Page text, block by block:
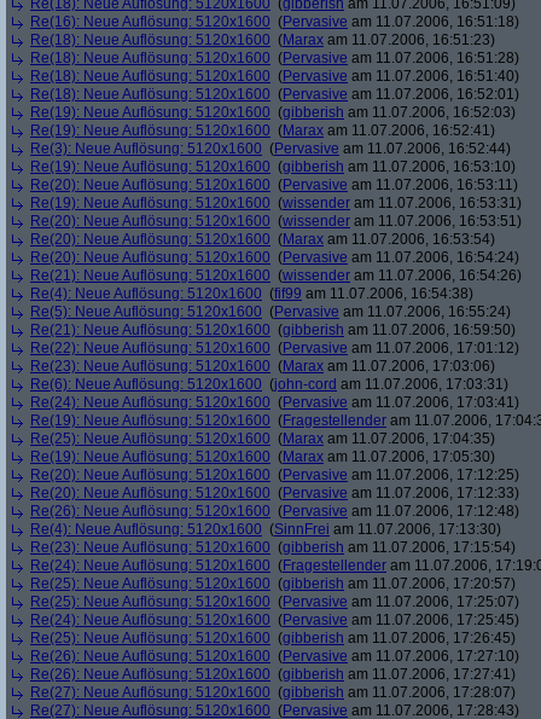
Re(18): Neue Auflösung: 5120x1600 (gibberish am 11.07.2006, 16:51:09)
Re(16): Neue Auflösung: 5120x1600 (Pervasive am 11.07.2006, 16:51:18)
Re(18): Neue Auflösung: 5120x1600 (Marax am 11.07.2006, 16:51:23)
Re(18): Neue Auflösung: 5120x1600 (Pervasive am 11.07.2006, 16:51:28)
Re(18): Neue Auflösung: 5120x1600 (Pervasive am 11.07.2006, 16:51:40)
Re(18): Neue Auflösung: 5120x1600 (Pervasive am 11.07.2006, 16:52:01)
Re(19): Neue Auflösung: 5120x1600 (gibberish am 11.07.2006, 16:52:03)
Re(19): Neue Auflösung: 5120x1600 (Marax am 11.07.2006, 16:52:41)
Re(3): Neue Auflösung: 5120x1600 (Pervasive am 11.07.2006, 16:52:44)
Re(19): Neue Auflösung: 5120x1600 (gibberish am 11.07.2006, 16:53:10)
Re(20): Neue Auflösung: 5120x1600 (Pervasive am 11.07.2006, 16:53:11)
Re(19): Neue Auflösung: 5120x1600 (wissender am 11.07.2006, 16:53:31)
Re(20): Neue Auflösung: 5120x1600 (wissender am 11.07.2006, 16:53:51)
Re(20): Neue Auflösung: 5120x1600 (Marax am 11.07.2006, 16:53:54)
Re(20): Neue Auflösung: 5120x1600 (Pervasive am 11.07.2006, 16:54:24)
Re(21): Neue Auflösung: 5120x1600 (wissender am 11.07.2006, 16:54:26)
Re(4): Neue Auflösung: 5120x1600 (fif99 am 11.07.2006, 16:54:38)
Re(5): Neue Auflösung: 5120x1600 (Pervasive am 11.07.2006, 16:55:24)
Re(21): Neue Auflösung: 5120x1600 (gibberish am 11.07.2006, 16:59:50)
Re(22): Neue Auflösung: 5120x1600 (Pervasive am 11.07.2006, 17:01:12)
Re(23): Neue Auflösung: 5120x1600 (Marax am 11.07.2006, 17:03:06)
Re(6): Neue Auflösung: 5120x1600 (john-cord am 11.07.2006, 17:03:31)
Re(24): Neue Auflösung: 5120x1600 (Pervasive am 11.07.2006, 17:03:41)
Re(19): Neue Auflösung: 5120x1600 (Fragestellender am 11.07.2006,
Re(25): Neue Auflösung: 5120x1600 (Marax am 11.07.2006, 17:04:35)
Re(19): Neue Auflösung: 5120x1600 (Marax am 11.07.2006, 17:05:30)
Re(20): Neue Auflösung: 5120x1600 (Pervasive am 11.07.2006, 17:12:25)
Re(20): Neue Auflösung: 5120x1600 (Pervasive am 11.07.2006, 17:12:33)
Re(26): Neue Auflösung: 5120x1600 (Pervasive am 11.07.2006, 17:12:48)
Re(4): Neue Auflösung: 5120x1600 (SinnFrei am 11.07.2006, 17:13:30)
Re(23): Neue Auflösung: 5120x1600 (gibberish am 11.07.2006, 17:15:54)
Re(24): Neue Auflösung: 5120x1600 (Fragestellender am 11.07.2006,
Re(25): Neue Auflösung: 5120x1600 (gibberish am 11.07.2006, 17:20:57)
Re(25): Neue Auflösung: 5120x1600 (Pervasive am 11.07.2006, 17:25:07)
Re(24): Neue Auflösung: 5120x1600 (Pervasive am 11.07.2006, 17:25:45)
Re(25): Neue Auflösung: 5120x1600 (gibberish am 11.07.2006, 17:26:45)
Re(26): Neue Auflösung: 5120x1600 (Pervasive am 11.07.2006, 17:27:10)
Re(26): Neue Auflösung: 5120x1600 (gibberish am 11.07.2006, 17:27:41)
Re(27): Neue Auflösung: 5120x1600 (gibberish am 11.07.2006, 17:28:07)
Re(27): Neue Auflösung: 5120x1600 (Pervasive am 11.07.2006, 17:28:43)